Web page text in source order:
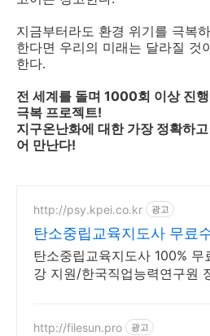
지금부터라도 환경 위기를 극복
한다면 우리의 미래는 달라질 것
한다.
전 세계를 돌며 1000회 이상 진행
극복 프로젝트!
지구온난화에 대한 가장 정확하
어 만난다!
http://psy.kpei.co.kr 광고
탄소중립교육지도사 무료
1급,2급 자격증 동시취득
탄소중립교육지도사 100% 무
강 지원/한국직업능력연구원
영 영상제작!
http://filesun.pro 광고